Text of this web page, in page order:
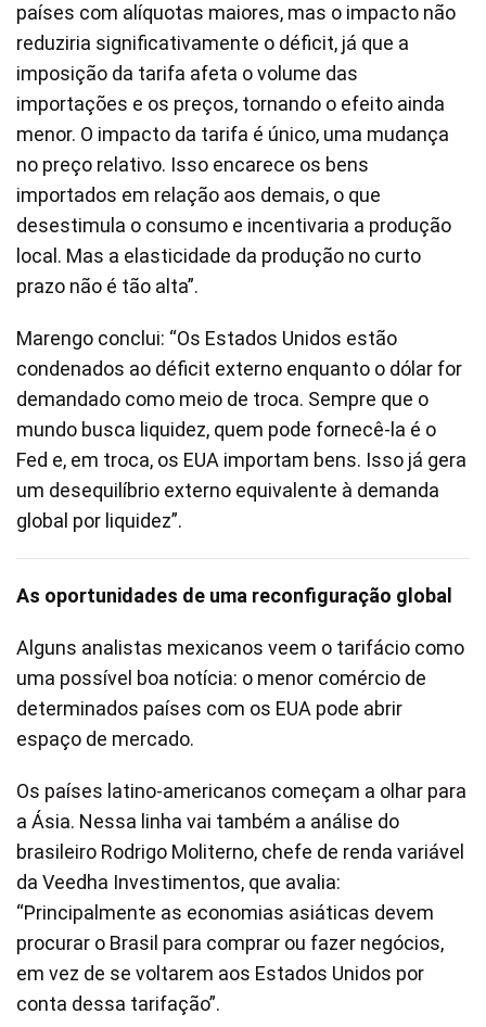
países com alíquotas maiores, mas o impacto não
reduziria significativamente o déficit, já que a
imposição da tarifa afeta o volume das
importações e os preços, tornando o efeito ainda
menor. O impacto da tarifa é único, uma mudança
no preço relativo. Isso encarece os bens
importados em relação aos demais, o que
desestimula o consumo e incentivaria a produção
local. Mas a elasticidade da produção no curto
prazo não é tão alta”.
Marengo conclui: “Os Estados Unidos estão
condenados ao déficit externo enquanto o dólar for
demandado como meio de troca. Sempre que o
mundo busca liquidez, quem pode fornecê-la é o
Fed e, em troca, os EUA importam bens. Isso já gera
um desequilíbrio externo equivalente à demanda
global por liquidez”.
As oportunidades de uma reconfiguração global
Alguns analistas mexicanos veem o tarifácio como
uma possível boa notícia: o menor comércio de
determinados países com os EUA pode abrir
espaço de mercado.
Os países latino-americanos começam a olhar para
a Ásia. Nessa linha vai também a análise do
brasileiro Rodrigo Moliterno, chefe de renda variável
da Veedha Investimentos, que avalia:
“Principalmente as economias asiáticas devem
procurar o Brasil para comprar ou fazer negócios,
em vez de se voltarem aos Estados Unidos por
conta dessa tarifação”.